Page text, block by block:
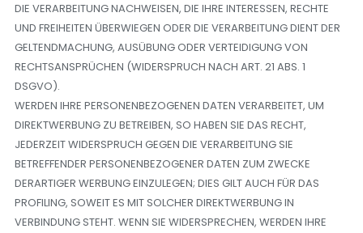
DIE VERARBEITUNG NACHWEISEN, DIE IHRE INTERESSEN, RECHTE
UND FREIHEITEN ÜBERWIEGEN ODER DIE VERARBEITUNG DIENT DER
GELTENDMACHUNG, AUSÜBUNG ODER VERTEIDIGUNG VON
RECHTSANSPRÜCHEN (WIDERSPRUCH NACH ART. 21 ABS. 1
DSGVO).
WERDEN IHRE PERSONENBEZOGENEN DATEN VERARBEITET, UM
DIREKTWERBUNG ZU BETREIBEN, SO HABEN SIE DAS RECHT,
JEDERZEIT WIDERSPRUCH GEGEN DIE VERARBEITUNG SIE
BETREFFENDER PERSONENBEZOGENER DATEN ZUM ZWECKE
DERARTIGER WERBUNG EINZULEGEN; DIES GILT AUCH FÜR DAS
PROFILING, SOWEIT ES MIT SOLCHER DIREKTWERBUNG IN
VERBINDUNG STEHT. WENN SIE WIDERSPRECHEN, WERDEN IHRE